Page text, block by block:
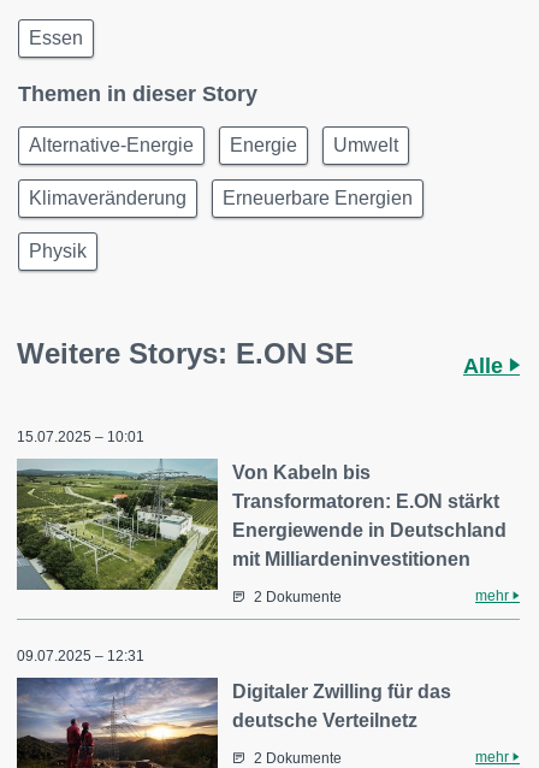
Essen
Themen in dieser Story
Alternative-Energie Energie Umwelt
Klimaveränderung Erneuerbare Energien
Physik
Weitere Storys: E.ON SE Alle
15.07.2025 – 10:01
Von Kabeln bis
Transformatoren: E.ON stärkt
Energiewende in Deutschland
mit Milliardeninvestitionen
2 Dokumente mehr
09.07.2025 – 12:31
Digitaler Zwilling für das
deutsche Verteilnetz
2 Dokumente mehr